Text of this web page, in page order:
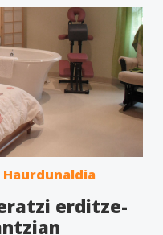
Haurdunaldia
erditze-